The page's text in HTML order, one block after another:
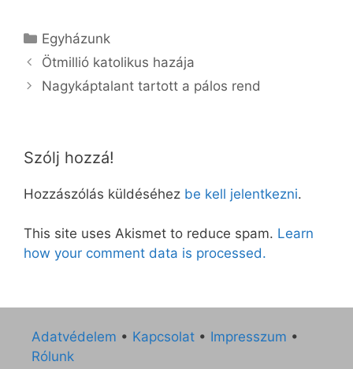
Kategória
Egyházunk
Ötmillió katolikus hazája
Nagykáptalant tartott a pálos rend
Szólj hozzá!
Hozzászólás küldéséhez be kell jelentkezni.
This site uses Akismet to reduce spam. Learn
how your comment data is processed.
Adatvédelem • Kapcsolat • Impresszum •
Rólunk